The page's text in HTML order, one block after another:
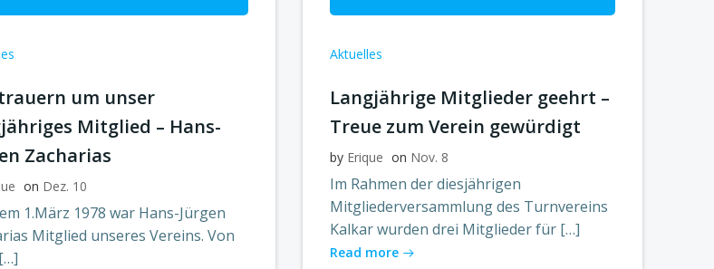
um unser
Mitglied – Hans-
Zacharias
on Dez. 10
1.März 1978 war Hans-Jürgen
Mitglied unseres Vereins. Von
Aktuelles
Langjährige Mitglieder geehrt –
Treue zum Verein gewürdigt
by Erique on Nov. 8
Im Rahmen der diesjährigen
Mitgliederversammlung des Turnvereins
Kalkar wurden drei Mitglieder für […]
Read more